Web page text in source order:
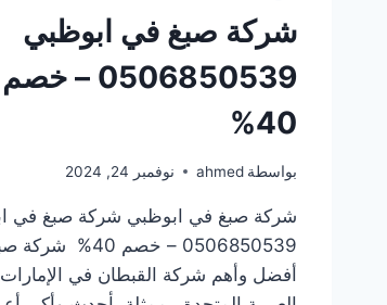
شركة صبغ في ابوظبي
0506850539 – خصم
40%
بواسطة ahmed نوفمبر 24, 2024
شركة صبغ في ابوظبي شركة صبغ في
0506850539 – خصم 40%
أفضل وأهم شركة القبطان في الإمارات